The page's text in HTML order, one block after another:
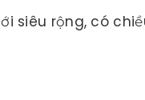
siêu rộng, có